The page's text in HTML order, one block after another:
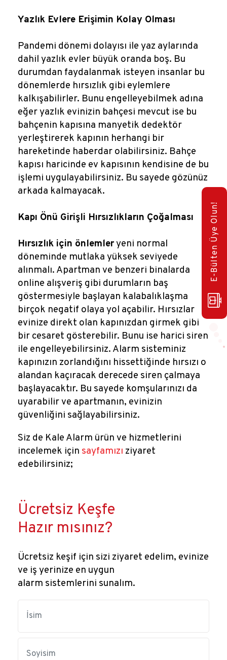
Yazlık Evlere Erişimin Kolay Olması
Pandemi dönemi dolayısı ile yaz aylarında
dahil yazlık evler büyük oranda boş. Bu
durumdan faydalanmak isteyen insanlar bu
dönemlerde hırsızlık gibi eylemlere
kalkışabilirler. Bunu engelleyebilmek adına
eğer yazlık evinizin bahçesi mevcut ise bu
bahçenin kapısına manyetik dedektör
yerleştirerek kapının herhangi bir
hareketinde haberdar olabilirsiniz. Bahçe
kapısı haricinde ev kapısının kendisine de bu
işlemi uygulayabilirsiniz. Bu sayede gözünüz
arkada kalmayacak.
Kapı Önü Girişli Hırsızlıkların Çoğalması
Hırsızlık için önlemleryeni normal
döneminde mutlaka yüksek seviyede
alınmalı. Apartman ve benzeri binalarda
online alışveriş gibi durumların baş
göstermesiyle başlayan kalabalıklaşma
birçok negatif olaya yol açabilir. Hırsızlar
evinize direkt olan kapınızdan girmek gibi
bir cesaret gösterebilir. Bunu ise harici siren
ile engelleyebilirsiniz. Alarm sisteminiz
kapınızın zorlandığını hissettiğinde hırsızı o
alandan kaçıracak derecede siren çalmaya
başlayacaktır. Bu sayede komşularınızı da
uyarabilir ve apartmanın, evinizin
güvenliğini sağlayabilirsiniz.
Siz de Kale Alarm ürün ve hizmetlerini
incelemek için sayfamızı ziyaret
edebilirsiniz;
Ücretsiz Keşfe
Hazır mısınız?
Ücretsiz keşif için sizi ziyaret edelim, evinize
ve iş yerinize en uygun
alarm sistemlerini sunalım.
E-Bülten Üye Olun!